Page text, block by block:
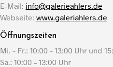
E-Mail: info@galerieahlers.de
Webseite: www.galeriahlers.de
Öffnungszeiten
Mi. – Fr.: 10:00 – 13:00 Uhr und
Sa.: 10:00 – 13:00 Uhr